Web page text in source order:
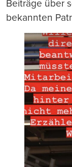
Beiträge über
bekannten